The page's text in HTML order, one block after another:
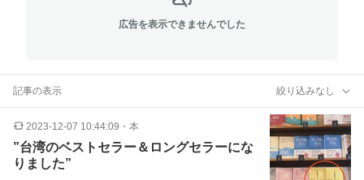
広告を表示できませんでした
記事の表示 絞り込みなし
2023-12-07 10:44:09 ・ 本
”台湾のベストセラー＆ロングセラーにな
りました”